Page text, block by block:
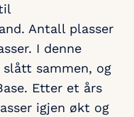
Antall plasser
I denne
sammen, og
Etter et års
igjen økt og